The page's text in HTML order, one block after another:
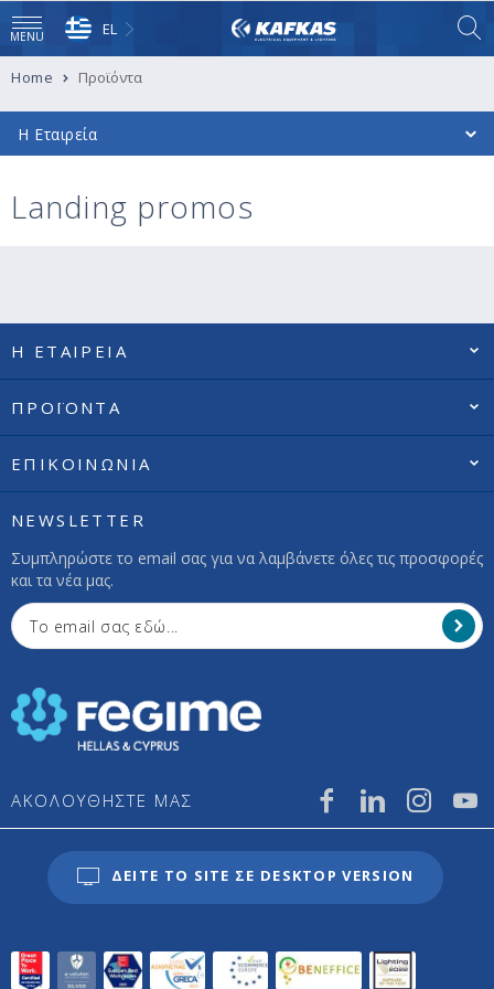
MENU EL
Home Προϊόντα
Η Εταιρεία
Landing promos
Η ΕΤΑΙΡΕΙΑ
ΠΡΟΪΟΝΤΑ
ΕΠΙΚΟΙΝΩΝΙΑ
NEWSLETTER
Συμπληρώστε το email σας για να λαμβάνετε όλες τις προσφορές
και τα νέα μας.
ΑΚΟΛΟΥΘΗΣΤΕ ΜΑΣ
ΔΕΙΤΕ ΤΟ SITE ΣΕ DESKTOP VERSION